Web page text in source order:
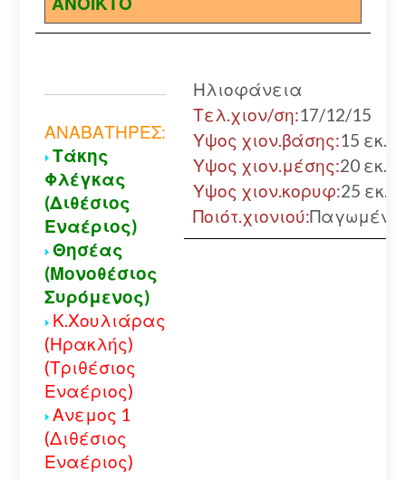
ΑΝΑΒΑΤΗΡΕΣ:
Τάκης
Φλέγκας
(Διθέσιος
Εναέριος)
Θησέας
(Μονοθέσιος
Συρόμενος)
Κ.Χουλιάρας
(Ηρακλής)
(Τριθέσιος
Εναέριος)
Ανεμος 1
(Διθέσιος
Εναέριος)
Ηλιοφάνεια
Τελ.χιον/ση:17/12/15
Υψος χιον.βάσης:15 εκ.
Υψος χιον.μέσης:20 εκ.
Υψος χιον.κορυφ:25 εκ.
Ποιότ.χιονιού:Παγωμένο